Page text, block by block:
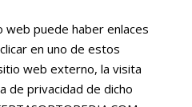
puede haber enlaces
en uno de estos
web externo, la visita
de privacidad de dicho